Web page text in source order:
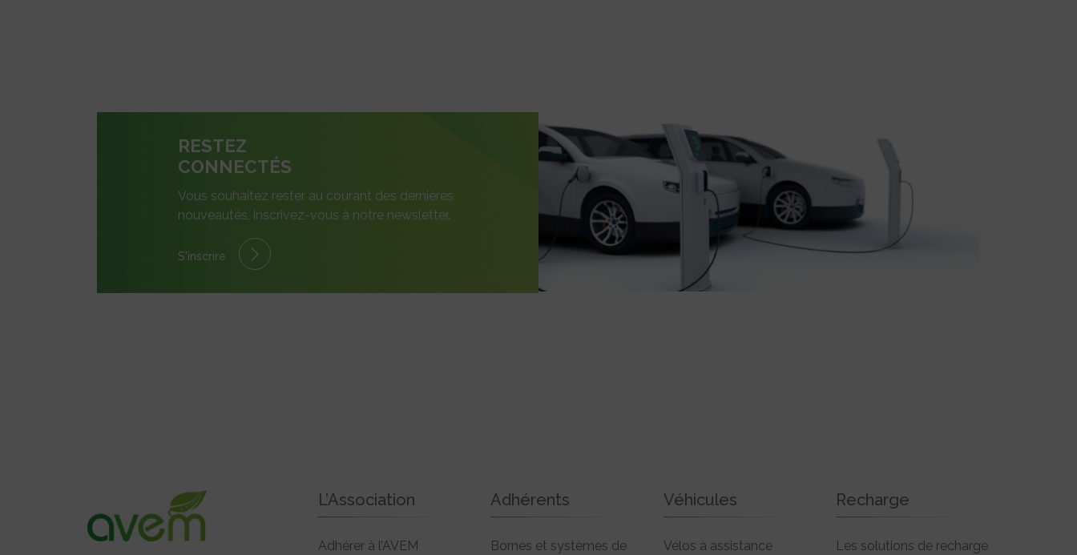
RESTEZ
CONNECTÉS
Vous souhaitez rester au courant des dernières
nouveautés, inscrivez-vous à notre newsletter.
S'inscrire
L’Association
Adhérer à l’AVEM
Adhérents
Bornes et systèmes de
Véhicules
Vélos à assistance
Recharge
Les solutions de recharge